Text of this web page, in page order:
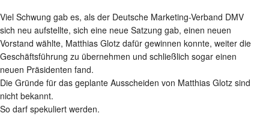
Viel Schwung gab es, als der Deutsche Marketing-Verband DMV
sich neu aufstellte, sich eine neue Satzung gab, einen neuen
Vorstand wählte, Matthias Glotz dafür gewinnen konnte, weiter die
Geschäftsführung zu übernehmen und schließlich sogar einen
neuen Präsidenten fand.
Die Gründe für das geplante Ausscheiden von Matthias Glotz sind
nicht bekannt.
So darf spekuliert werden.